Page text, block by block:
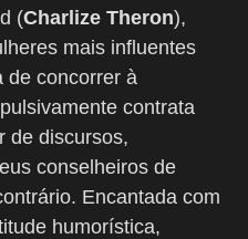
(Charlize Theron),
mais influentes
de concorrer à
contrata
de discursos,
conselheiros de
Encantada com
humorística,